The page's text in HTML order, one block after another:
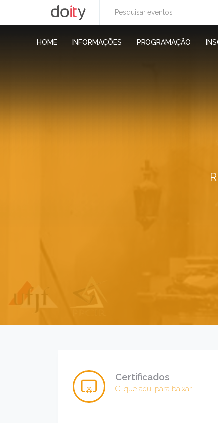
HOME INFORMAÇÕES PROGRAMAÇÃO
Certificados
Clique aqui para baixar